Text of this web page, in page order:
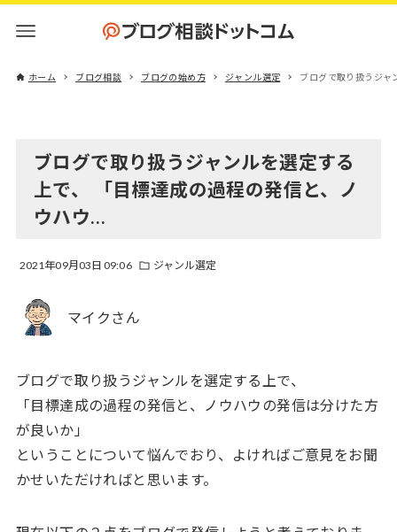
ホーム ブログ相談 ブログの始め方 ジャンル選定 ブログで取り扱うジャ
ブログで取り扱うジャンルを選定する
上で、 「目標達成の過程の発信と、ノ
ウハウ…
2021年09月03日 09:06 ジャンル選定
マイクさん
ブログで取り扱うジャンルを選定する上で、
「目標達成の過程の発信と、ノウハウの発信は分けた方
が良いか」
ということについて悩んでおり、よければご意見をお聞
かせいただければと思います。